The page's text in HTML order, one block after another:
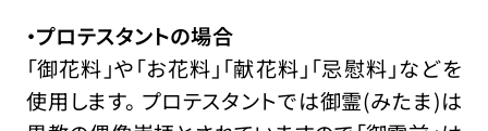
・プロテスタントの場合
「御花料」や「お花料」「献花料」「忌慰料」などを
使用します。 プロテスタントでは御霊(みたま)は